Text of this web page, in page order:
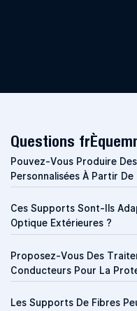
Questions
Pouvez-Vous Produire
Personnalisées À Partir De
Ces Supports Sont-Ils
Optique Extérieures ?
Proposez-Vous Des
Conducteurs Pour La
Les Supports De Fibres